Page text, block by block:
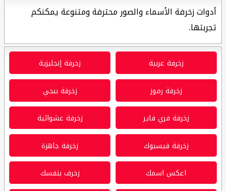
أدوات زخرفة الأسماء والصور محترفة ومتنوعة يمكنكم
تجربتها.
زخرفة عربية زخرفة إنجليزية
زخرفة رموز زخرفة ببجي
زخرفة فري فاير زخرفة عشوائية
زخرفة فيسبوك زخرفة جاهزة
اعكس اسمك زخرف بنفسك